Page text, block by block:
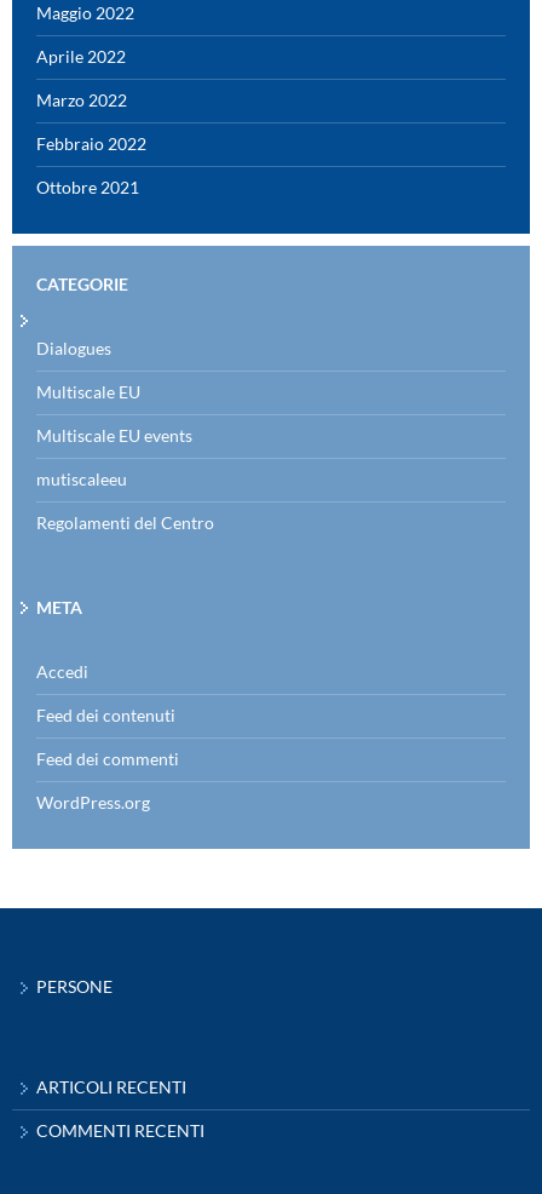
Maggio 2022
Aprile 2022
Marzo 2022
Febbraio 2022
Ottobre 2021
CATEGORIE
Dialogues
Multiscale EU
Multiscale EU events
mutiscaleeu
Regolamenti del Centro
META
Accedi
Feed dei contenuti
Feed dei commenti
WordPress.org
PERSONE
ARTICOLI RECENTI
COMMENTI RECENTI